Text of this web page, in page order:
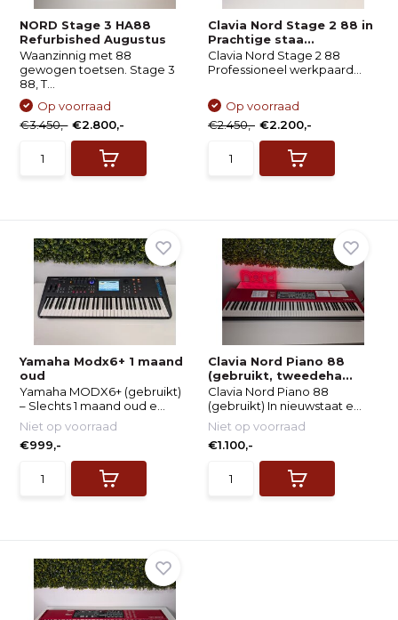
NORD Stage 3 HA88
Refurbished Augustus
Waanzinnig met 88
gewogen toetsen. Stage 3
88, T...
Op voorraad
€3.450,- €2.800,-
Clavia Nord Stage 2 88 in
Prachtige staa...
Clavia Nord Stage 2 88
Professioneel werkpaard...
Op voorraad
€2.450,- €2.200,-
Yamaha Modx6+ 1 maand
oud
Yamaha MODX6+ (gebruikt)
– Slechts 1 maand oud e...
Niet op voorraad
€999,-
Clavia Nord Piano 88
(gebruikt, tweedeha...
Clavia Nord Piano 88
(gebruikt) In nieuwstaat e...
Niet op voorraad
€1.100,-